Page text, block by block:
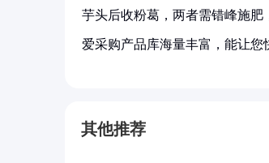
芋头后收粉葛，两者需错峰施肥
爱采购产品库海量丰富，能让您
其他推荐